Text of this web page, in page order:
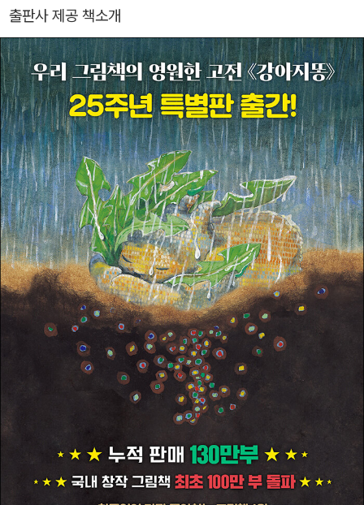
년간 진행했고, 그림책 작업 틈틈이 <오감살린 그림놀이>, <마음이
자라는 그림놀이>로 교육문화활동을 이어가고 있습니다. 그림책으로
1996년 「강아지똥」, 1997년 「오소리네 집 꽃밭」, 2000년 「황소아
저씨」, 2016년 「춘희는 아기란다」, 2017년 「금강산호랑이」, 2024
년 「동화 강아지똥」을 출간했습니다.
출판사 제공 책소개